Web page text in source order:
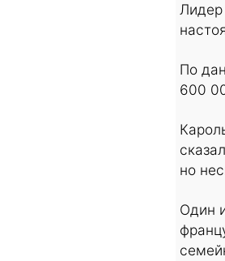
Лидер
По
600
но
Один